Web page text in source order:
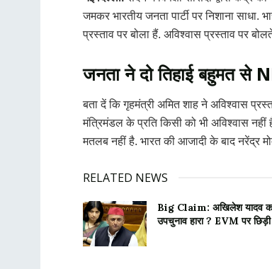
जमकर भारतीय जनता पार्टी पर निशाना
प्रस्ताव पर बोला हैं. अविश्वास प्रस्ताव पर
जनता ने दो तिहाई बहुमत से
बता दें कि गृहमंत्री अमित शाह ने अविश्वास
मंत्रिमंडल के प्रति किसी को भी अविश्वास
मतलब नहीं है. भारत की आजादी के बाद नरेंद्र
RELATED NEWS
Big Claim: अखिलेश यादव का
उपचुनाव हारा ? EVM पर